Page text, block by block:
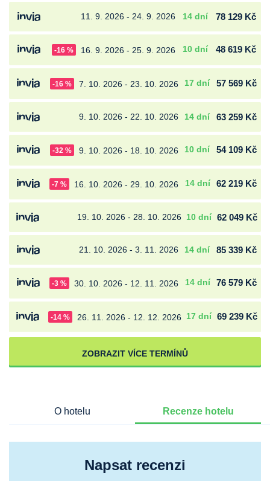
11. 9. 2026 - 24. 9. 2026 14 dní 78 129 Kč
-16 % 16. 9. 2026 - 25. 9. 2026 10 dní 48 619 Kč
-16 % 7. 10. 2026 - 23. 10. 2026 17 dní 57 569 Kč
9. 10. 2026 - 22. 10. 2026 14 dní 63 259 Kč
-32 % 9. 10. 2026 - 18. 10. 2026 10 dní 54 109 Kč
-7 % 16. 10. 2026 - 29. 10. 2026 14 dní 62 219 Kč
19. 10. 2026 - 28. 10. 2026 10 dní 62 049 Kč
21. 10. 2026 - 3. 11. 2026 14 dní 85 339 Kč
-3 % 30. 10. 2026 - 12. 11. 2026 14 dní 76 579 Kč
-14 % 26. 11. 2026 - 12. 12. 2026 17 dní 69 239 Kč
ZOBRAZIT VÍCE TERMÍNŮ
O hotelu Recenze hotelu
Napsat recenzi